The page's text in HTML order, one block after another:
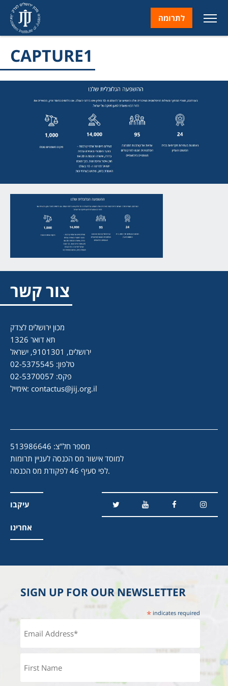
לתרומה
CAPTURE1
צור קשר
מכון ירושלים לצדק
תא דואר 1326
ירושלים, 9101301, ישראל
טלפון: 02-5375545
פקס: 02-5370057
אימייל: contactus@jij.org.il
מספר חל"צ: 513986646
למוסד אישור מס הכנסה לעניין תרומות
לפי סעיף 46 לפקודת מס הכנסה.
עיקבו
אחרינו
SIGN UP FOR OUR NEWSLETTER
* indicates required